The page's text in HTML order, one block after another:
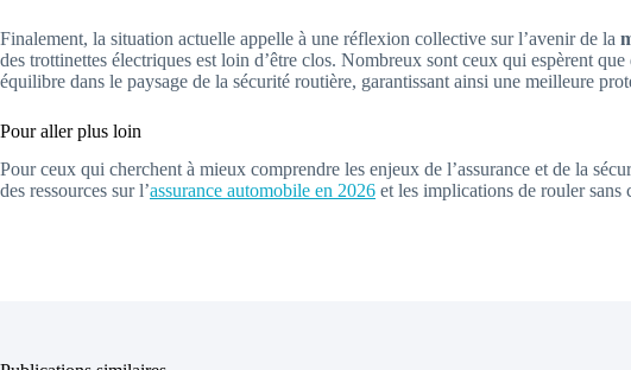
Finalement, la situation actuelle appelle à une réflexion collective sur l’avenir de la
des trottinettes électriques est loin d’être clos. Nombreux sont ceux qui espèrent
équilibre dans le paysage de la sécurité routière, garantissant ainsi une meilleure
Pour aller plus loin
Pour ceux qui cherchent à mieux comprendre les enjeux de l’assurance et de la
des ressources sur l’assurance automobile en 2026 et les implications de rouler sans